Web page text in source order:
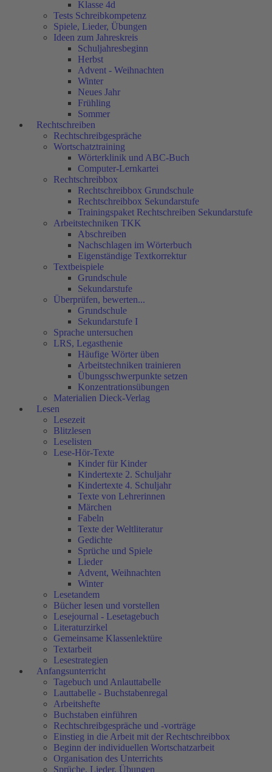
Klasse 4d
Tests Schreibkompetenz
Spiele, Lieder, Übungen
Ideen zum Jahreskreis
Schuljahresbeginn
Herbst
Advent - Weihnachten
Winter
Neues Jahr
Frühling
Sommer
Rechtschreiben
Rechtschreibgespräche
Wortschatztraining
Wörterklinik und ABC-Buch
Computer-Lernkartei
Rechtschreibbox
Rechtschreibbox Grundschule
Rechtschreibbox Sekundarstufe
Trainingspaket Rechtschreiben Sekundarstufe
Arbeitstechniken TKK
Abschreiben
Nachschlagen im Wörterbuch
Eigenständige Textkorrektur
Textbeispiele
Grundschule
Sekundarstufe
Überprüfen, bewerten...
Grundschule
Sekundarstufe I
Sprache untersuchen
LRS, Legasthenie
Häufige Wörter üben
Arbeitstechniken trainieren
Übungsschwerpunkte setzen
Konzentrationsübungen
Materialien Dieck-Verlag
Lesen
Lesezeit
Blitzlesen
Leselisten
Lese-Hör-Texte
Kinder für Kinder
Kindertexte 2. Schuljahr
Kindertexte 4. Schuljahr
Texte von Lehrerinnen
Märchen
Fabeln
Texte der Weltliteratur
Gedichte
Sprüche und Spiele
Lieder
Advent, Weihnachten
Winter
Lesetandem
Bücher lesen und vorstellen
Lesejournal - Lesetagebuch
Literaturzirkel
Gemeinsame Klassenlektüre
Textarbeit
Lesestrategien
Anfangsunterricht
Tagebuch und Anlauttabelle
Lauttabelle - Buchstabenregal
Arbeitshefte
Buchstaben einführen
Rechtschreibgespräche und -vorträge
Einstieg in die Arbeit mit der Rechtschreibbox
Beginn der individuellen Wortschatzarbeit
Organisation des Unterrichts
Sprüche, Lieder, Übungen